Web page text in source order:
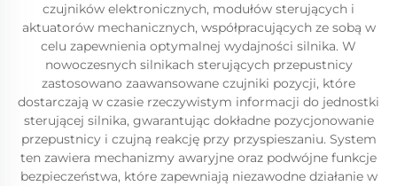
czujników elektronicznych, modułów sterujących i
aktuatorów mechanicznych, współpracujących ze sobą w
celu zapewnienia optymalnej wydajności silnika. W
nowoczesnych silnikach sterujących przepustnicy
zastosowano zaawansowane czujniki pozycji, które
dostarczają w czasie rzeczywistym informacji do jednostki
sterującej silnika, gwarantując dokładne pozycjonowanie
przepustnicy i czujną reakcję przy przyspieszaniu. System
ten zawiera mechanizmy awaryjne oraz podwójne funkcje
bezpieczeństwa, które zapewniają niezawodne działanie w